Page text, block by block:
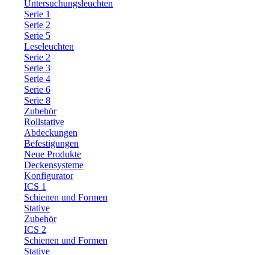
Untersuchungsleuchten
Serie 1
Serie 2
Serie 5
Leseleuchten
Serie 2
Serie 3
Serie 4
Serie 6
Serie 8
Zubehör
Rollstative
Abdeckungen
Befestigungen
Neue Produkte
Deckensysteme
Konfigurator
ICS 1
Schienen und Formen
Stative
Zubehör
ICS 2
Schienen und Formen
Stative